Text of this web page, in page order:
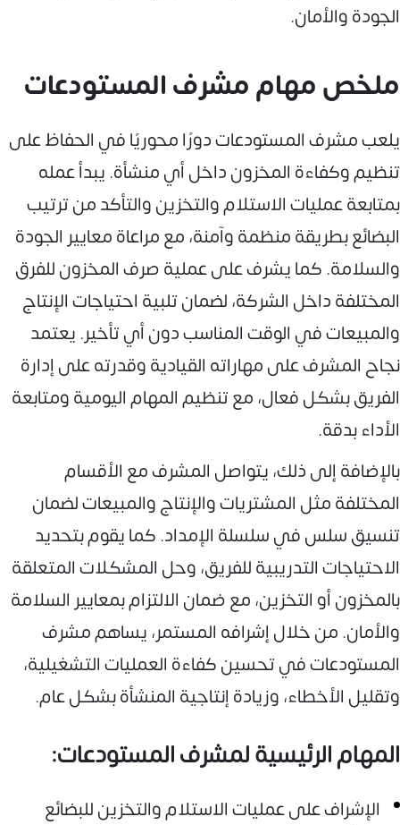
الجودة والأمان.
ملخص مهام مشرف المستودعات
يلعب مشرف المستودعات دورًا محوريًا في الحفاظ على
تنظيم وكفاءة المخزون داخل أي منشأة. يبدأ عمله
بمتابعة عمليات الاستلام والتخزين والتأكد من ترتيب
البضائع بطريقة منظمة وآمنة، مع مراعاة معايير الجودة
والسلامة. كما يشرف على عملية صرف المخزون للفرق
المختلفة داخل الشركة، لضمان تلبية احتياجات الإنتاج
والمبيعات في الوقت المناسب دون أي تأخير. يعتمد
نجاح المشرف على مهاراته القيادية وقدرته على إدارة
الفريق بشكل فعال، مع تنظيم المهام اليومية ومتابعة
الأداء بدقة.
بالإضافة إلى ذلك، يتواصل المشرف مع الأقسام
المختلفة مثل المشتريات والإنتاج والمبيعات لضمان
تنسيق سلس في سلسلة الإمداد. كما يقوم بتحديد
الاحتياجات التدريبية للفريق، وحل المشكلات المتعلقة
بالمخزون أو التخزين، مع ضمان الالتزام بمعايير السلامة
والأمان. من خلال إشرافه المستمر، يساهم مشرف
المستودعات في تحسين كفاءة العمليات التشغيلية،
وتقليل الأخطاء، وزيادة إنتاجية المنشأة بشكل عام.
المهام الرئيسية لمشرف المستودعات:
الإشراف على عمليات الاستلام والتخزين للبضائع